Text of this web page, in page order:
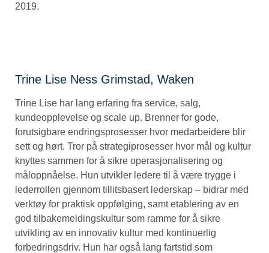
2019.
Trine Lise Ness Grimstad, Waken
Trine Lise har lang erfaring fra service, salg,
kundeopplevelse og scale up. Brenner for gode,
forutsigbare endringsprosesser hvor medarbeidere blir
sett og hørt. Tror på strategiprosesser hvor mål og kultur
knyttes sammen for å sikre operasjonalisering og
måloppnåelse. Hun utvikler ledere til å være trygge i
lederrollen gjennom tillitsbasert lederskap – bidrar med
verktøy for praktisk oppfølging, samt etablering av en
god tilbakemeldingskultur som ramme for å sikre
utvikling av en innovativ kultur med kontinuerlig
forbedringsdriv. Hun har også lang fartstid som